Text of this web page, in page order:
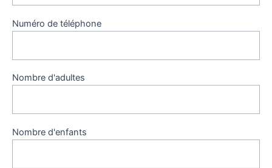
Numéro de téléphone
Nombre d'adultes
Nombre d'enfants